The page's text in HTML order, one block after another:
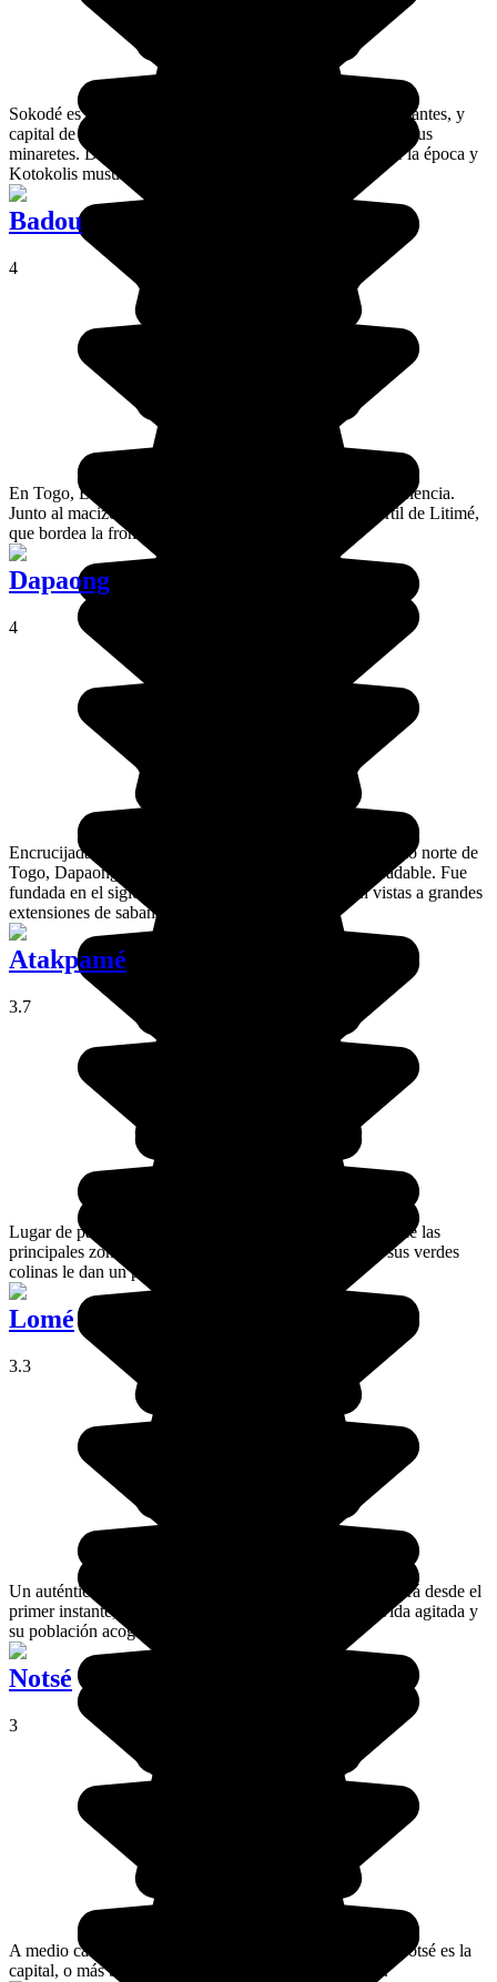
Sokodé es la segunda ciudad de Togo en número de habitantes, y
capital de la región central, se distingue por el número de sus
minaretes. De hecho, es el guardián de las tradiciones de la época y
Kotokolis musulmanes.
Badou
4
En Togo, Badou es la ciudad del café y el cacao por excelencia.
Junto al macizo de Akposso, sobresale de la llanura fértil de Litimé,
que bordea la frontera con Ghana.
Dapaong
4
Encrucijada de comercio y de comunicación en el extremo norte de
Togo, Dapaong es una ciudad de tamaño mediano agradable. Fue
fundada en el siglo XIX al pie de un acantilado con vistas a grandes
extensiones de sabana.
Atakpamé
3.7
Lugar de paso entre Lomé y Kara, Atakpamé no es una de las
principales zonas turísticas de la región. Sin embargo, sus verdes
colinas le dan un poco de encanto.
Lomé
3.3
Un auténtico cambio de escenario. El contraste te cautivará desde el
primer instante, y Lomé sabrá cómo seducirte con su vida agitada y
su población acogedora.
Notsé
3
A medio camino entre Lomé y Atakpamé, la ciudad de Notsé es la
capital, o más bien el punto de origen del pueblo Ewé.